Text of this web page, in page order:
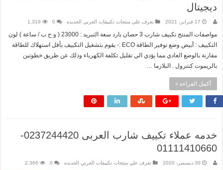
ديجيتال
17 فبراير، 2021 تعرف علي منتجات تكييفات العربي الجديده 0
1,319
مواصفات المنتج تكييف شارب 3 حصان بارد سعة التبريد : 23000 ( و ح ب / ساعة ) لون
التكييف : أبيض وضع توفير الطاقة ECO :- يقوم بتشغيل التكييف بأقل استهلاك للطاقة
مقارنة بالوضع العادي مما يؤدي الي تقليل تكلفة الكهرباء وذلك عن طريق خطوتين
بالريموت كنترول . البلازما …
أكمل القراءة »
خدمه عملاء تكييف شارب العربى 0237244420-
01111410660
30 ديسمبر، 2020 تعرف علي منتجات تكييفات العربي الجديده 0
2,366